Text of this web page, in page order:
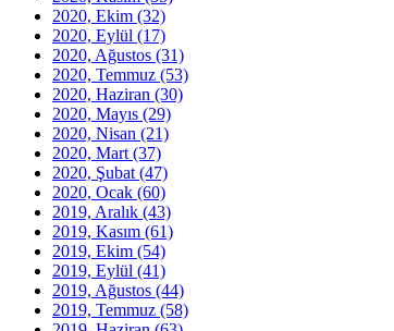
2020, Ekim (32)
2020, Eylül (17)
2020, Ağustos (31)
2020, Temmuz (53)
2020, Haziran (30)
2020, Mayıs (29)
2020, Nisan (21)
2020, Mart (37)
2020, Şubat (47)
2020, Ocak (60)
2019, Aralık (43)
2019, Kasım (61)
2019, Ekim (54)
2019, Eylül (41)
2019, Ağustos (44)
2019, Temmuz (58)